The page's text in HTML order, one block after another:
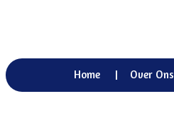
Home Over Ons